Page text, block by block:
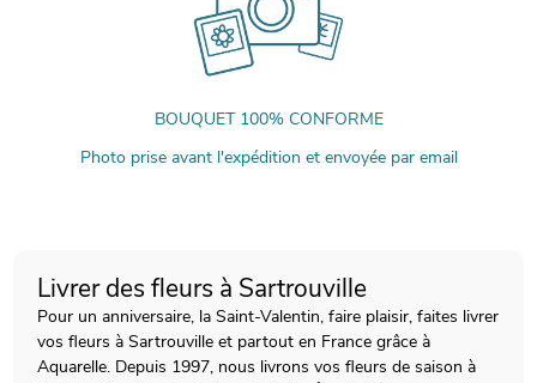
BOUQUET 100% CONFORME
Photo prise avant l'expédition et envoyée par email
Livrer des fleurs à Sartrouville
Pour un anniversaire, la Saint-Valentin, faire plaisir, faites livrer
vos fleurs à Sartrouville et partout en France grâce à
Aquarelle. Depuis 1997, nous livrons vos fleurs de saison à